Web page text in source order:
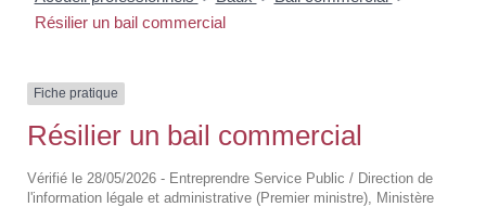
Résilier un bail commercial
Fiche pratique
Résilier un bail commercial
Vérifié le 28/05/2026 - Entreprendre Service Public / Direction de
l'information légale et administrative (Premier ministre), Ministère